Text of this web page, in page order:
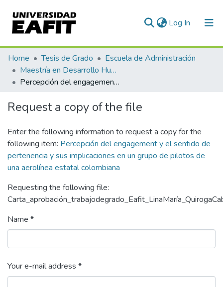
Log In (current)
Communities & Collections
All of DSpace
Home Tesis de Grado
Escuela de Administración
Maestría en Desarrollo Humano Organizacional (tesis)
Percepción del engagement y el sentido de pertenencia y sus implicaciones en un grupo de pilotos de una aerolínea estatal colombiana
Request a copy of the file
Enter the following information to request a copy for the
following item: Percepción del engagement y el sentido de
pertenencia y sus implicaciones en un grupo de pilotos de
una aerolínea estatal colombiana
Requesting the following file:
Name *
Your e-mail address *